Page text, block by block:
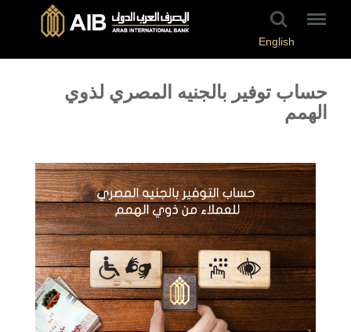
English
حساب توفير بالجنيه المصري لذوي
الهمم